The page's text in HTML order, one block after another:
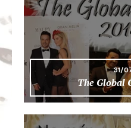
31/
The Global